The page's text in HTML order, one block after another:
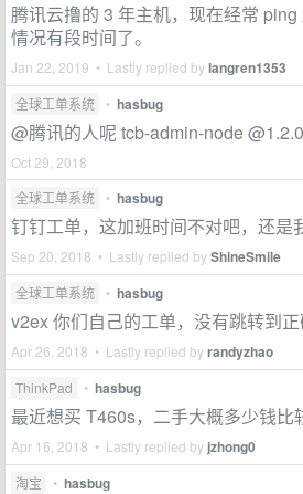
腾讯云撸的 3 年主机，现在经常 ping
情况有段时间了。
Jan 22, 2019 • Lastly replied bylangren1353
全球工单系统 • hasbug
@腾讯的人呢 tcb-admin-node
Oct 29, 2018
全球工单系统
• hasbug
钉钉工单，这加班时间不对吧，还是
Sep 20, 2018 • Lastly replied byShineSmile
全球工单系统 • hasbug
v2ex 你们自己的工单，没有跳转到
Apr 26, 2018 • Lastly replied byrandyzhao
ThinkPad • hasbug
最近想买 T460s，二手大概多少钱比
Apr 16, 2018 • Lastly replied by jzhong0
淘宝 • hasbug